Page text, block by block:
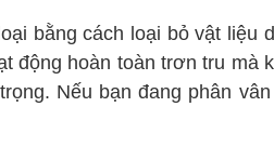
bằng cách loại bỏ vật liệu
động hoàn toàn trơn tru
Nếu bạn đang phân